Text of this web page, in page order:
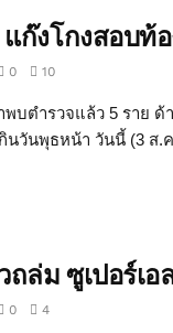
แก๊งโกงสอบ
0 10
บตำรวจแล้ว 5 ราย
วันพุธหน้า วันนี้ (3 ส.
ล่ม ซูเปอร์เ
0 4